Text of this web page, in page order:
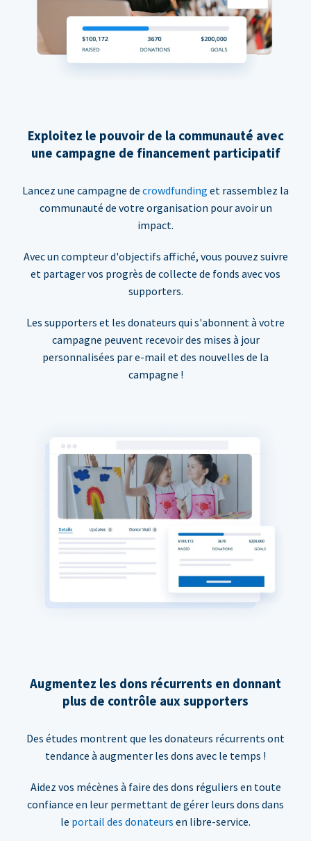
Exploitez le pouvoir de la communauté avec
une campagne de financement participatif
Lancez une campagne de crowdfunding et rassemblez la
communauté de votre organisation pour avoir un
impact.
Avec un compteur d'objectifs affiché, vous pouvez suivre
et partager vos progrès de collecte de fonds avec vos
supporters.
Les supporters et les donateurs qui s'abonnent à votre
campagne peuvent recevoir des mises à jour
personnalisées par e-mail et des nouvelles de la
campagne !
Augmentez les dons récurrents en donnant
plus de contrôle aux supporters
Des études montrent que les donateurs récurrents ont
tendance à augmenter les dons avec le temps !
Aidez vos mécènes à faire des dons réguliers en toute
confiance en leur permettant de gérer leurs dons dans
le portail des donateurs en libre-service.